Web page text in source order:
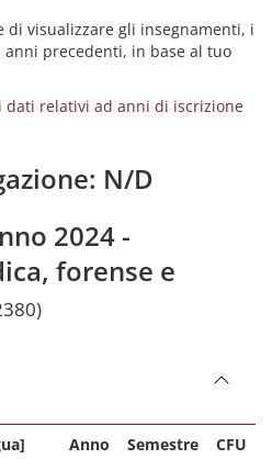
di visualizzare gli insegnamenti, i
precedenti, in base al tuo
dati relativi ad anni di iscrizione
N/D
2024 -
forense e
[Lingua] Anno Semestre
CFU